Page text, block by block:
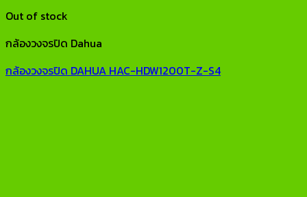
Out of stock
กล้องวงจรปิด Dahua
กล้องวงจรปิด DAHUA HAC-HDW1200T-Z-S4